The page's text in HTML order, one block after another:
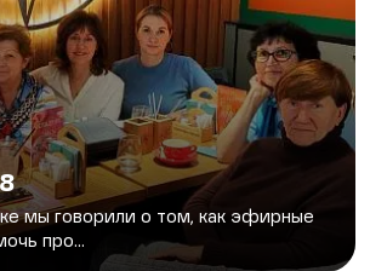
мы говорили о том, как эфирные
про...